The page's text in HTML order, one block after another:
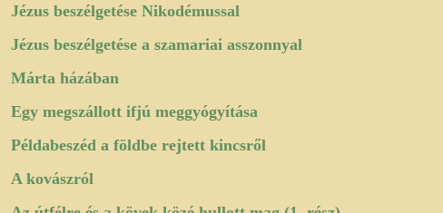
Jézus beszélgetése Nikodémussal
Jézus beszélgetése a szamariai asszonnyal
Márta házában
Egy megszállott ifjú meggyógyítása
Példabeszéd a földbe rejtett kincsről
A kovászról